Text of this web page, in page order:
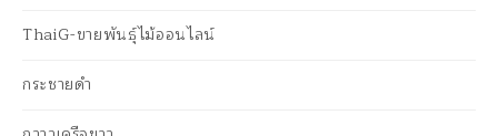
ThaiG-ขายพันธุ์ไม้ออนไลน์
กระชายดำ